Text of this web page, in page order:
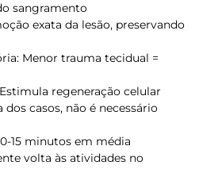
sangramento
exata da lesão, preservando
Menor trauma tecidual =
Estimula regeneração celular
dos casos, não é necessário
15 minutos em média
volta às atividades no